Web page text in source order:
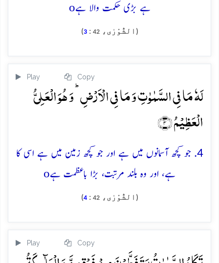
ہے بڑی حکمت والا ہےo
(الشُّوْرٰی،42
:
3
)
Play Copy
لَہٗ مَا فِی السَّمٰوٰتِ وَ مَا فِی الۡاَرۡضِ ؕ وَ ہُوَ الۡعَلِیُّ
الۡعَظِیۡمُ ﴿۴﴾
4. جو کچھ آسمانوں میں ہے اور جو کچھ زمین میں ہے اسی کا
ہے، اور وہ بلند مرتبت، بڑا باعظمت ہےo
(الشُّوْرٰی،42
:
4
)
Play Copy